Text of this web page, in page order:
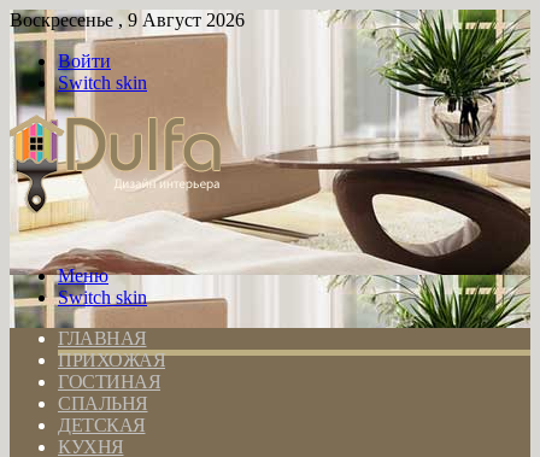
Воскресенье , 9 Август 2026
Войти
Switch skin
Меню
Switch skin
ГЛАВНАЯ
ПРИХОЖАЯ
ГОСТИНАЯ
СПАЛЬНЯ
ДЕТСКАЯ
КУХНЯ